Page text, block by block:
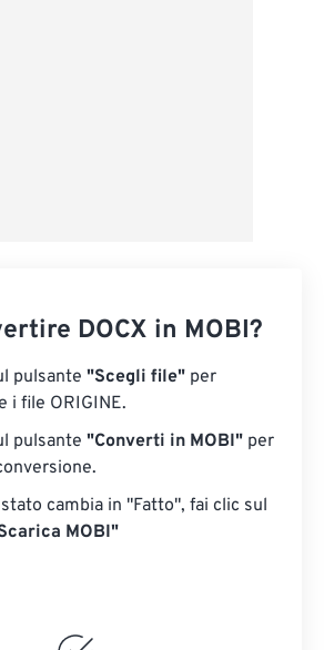
DOCX in MOBI?
pulsante "Scegli file" per
i file ORIGINE.
pulsante "Converti in MOBI" per
cambia in "Fatto", fai clic sul
MOBI"